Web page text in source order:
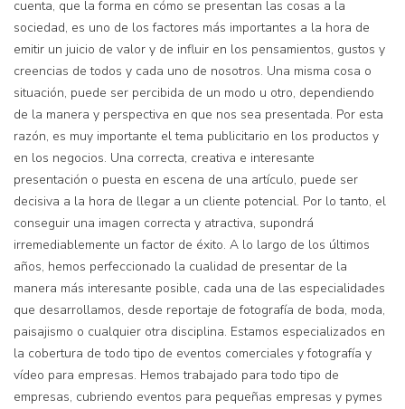
cuenta, que la forma en cómo se presentan las cosas a la
sociedad, es uno de los factores más importantes a la hora de
emitir un juicio de valor y de influir en los pensamientos, gustos y
creencias de todos y cada uno de nosotros. Una misma cosa o
situación, puede ser percibida de un modo u otro, dependiendo
de la manera y perspectiva en que nos sea presentada. Por esta
razón, es muy importante el tema publicitario en los productos y
en los negocios. Una correcta, creativa e interesante
presentación o puesta en escena de una artículo, puede ser
decisiva a la hora de llegar a un cliente potencial. Por lo tanto, el
conseguir una imagen correcta y atractiva, supondrá
irremediablemente un factor de éxito. A lo largo de los últimos
años, hemos perfeccionado la cualidad de presentar de la
manera más interesante posible, cada una de las especialidades
que desarrollamos, desde reportaje de fotografía de boda, moda,
paisajismo o cualquier otra disciplina. Estamos especializados en
la cobertura de todo tipo de eventos comerciales y fotografía y
vídeo para empresas. Hemos trabajado para todo tipo de
empresas, cubriendo eventos para pequeñas empresas y pymes